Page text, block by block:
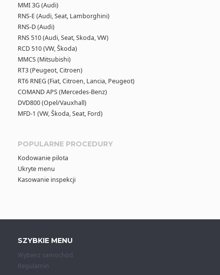
MMI 3G (Audi)
RNS-E (Audi, Seat, Lamborghini)
RNS-D (Audi)
RNS 510 (Audi, Seat, Skoda, VW)
RCD 510 (VW, Škoda)
MMCS (Mitsubishi)
RT3 (Peugeot, Citroen)
RT6 RNEG (Fiat, Citroen, Lancia, Peugeot)
COMAND APS (Mercedes-Benz)
DVD800 (Opel/Vauxhall)
MFD-1 (VW, Škoda, Seat, Ford)
POPULARNE PROCEDURY
Kodowanie pilota
Ukryte menu
Kasowanie inspekcji
SZYBKIE MENU
Wybierz samochód
Regulamin